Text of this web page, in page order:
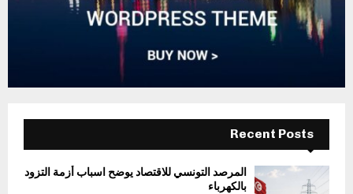
Recent Posts
المرصد التونسي للاقتصاد يوضح اسباب أزمة التزود
بالكهرباء